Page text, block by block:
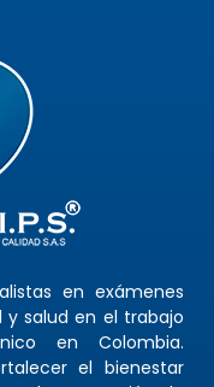
en exámenes
y salud en el trabajo
en Colombia.
el bienestar